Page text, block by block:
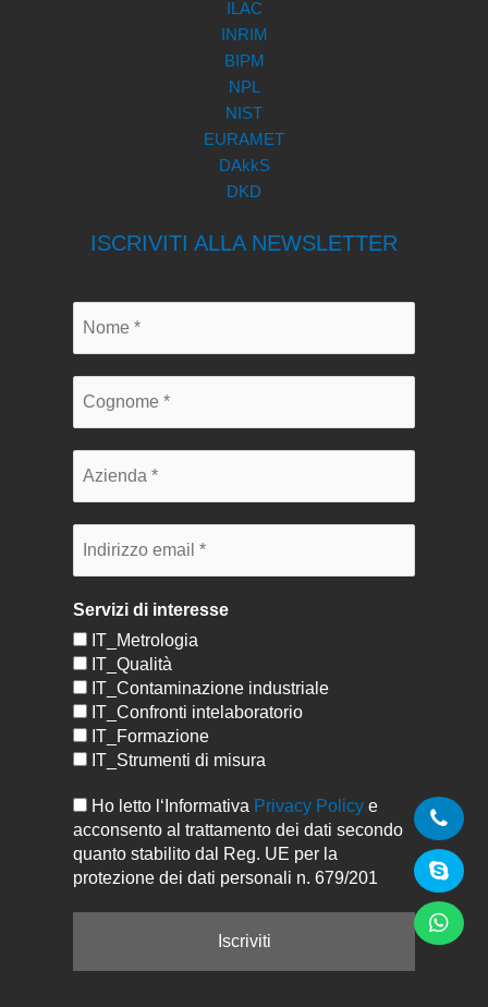
ILAC
INRIM
BIPM
NPL
NIST
EURAMET
DAkkS
DKD
ISCRIVITI ALLA NEWSLETTER
Servizi di interesse
IT_Metrologia
IT_Qualità
IT_Contaminazione industriale
IT_Confronti intelaboratorio
IT_Formazione
IT_Strumenti di misura
Ho letto l‘Informativa Privacy Policy e
acconsento al trattamento dei dati secondo
quanto stabilito dal Reg. UE per la
protezione dei dati personali n. 679/201